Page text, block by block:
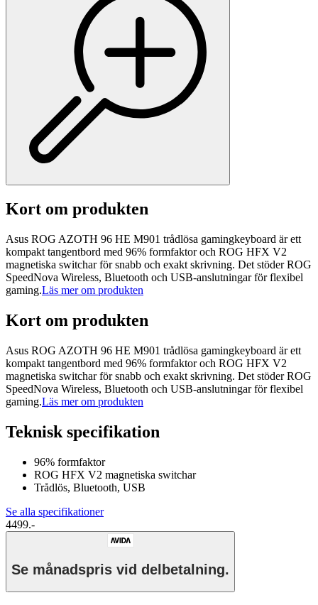
Kort om produkten
Asus ROG AZOTH 96 HE M901 trådlösa gamingkeyboard är ett
kompakt tangentbord med 96% formfaktor och ROG HFX V2
magnetiska switchar för snabb och exakt skrivning. Det stöder ROG
SpeedNova Wireless, Bluetooth och USB-anslutningar för flexibel
gaming.Läs mer om produkten
Kort om produkten
Asus ROG AZOTH 96 HE M901 trådlösa gamingkeyboard är ett
kompakt tangentbord med 96% formfaktor och ROG HFX V2
magnetiska switchar för snabb och exakt skrivning. Det stöder ROG
SpeedNova Wireless, Bluetooth och USB-anslutningar för flexibel
gaming.Läs mer om produkten
Teknisk specifikation
96% formfaktor
ROG HFX V2 magnetiska switchar
Trådlös, Bluetooth, USB
Se alla specifikationer
4499.-
Se månadspris vid delbetalning.